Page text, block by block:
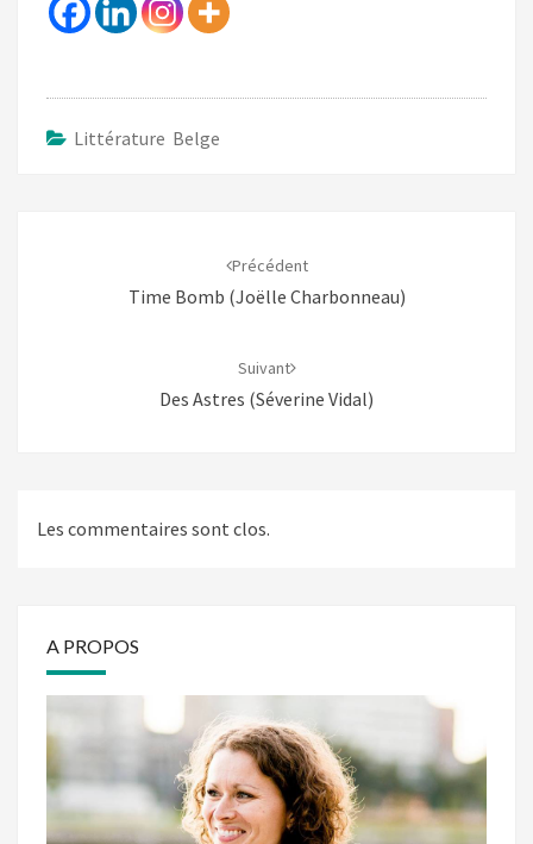
Littérature Belge
Précédent
Time Bomb (Joëlle Charbonneau)
Suivant
Des Astres (Séverine Vidal)
Les commentaires sont clos.
A PROPOS